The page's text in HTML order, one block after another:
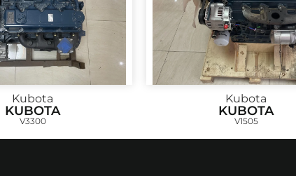
Kubota
KUBOTA
V3300
Kubota
KUBOTA
V1505